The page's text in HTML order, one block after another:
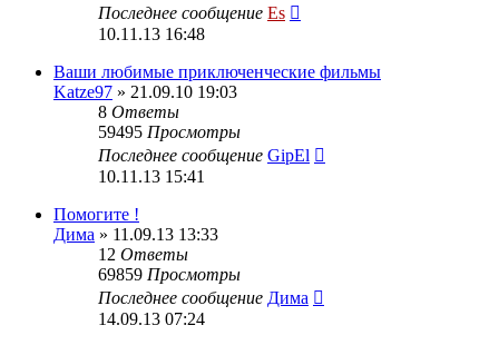
Последнее сообщение Es
10.11.13 16:48
Ваши любимые приключенческие фильмы
Katze97 » 21.09.10 19:03
8 Ответы
59495 Просмотры
Последнее сообщение GipEl
10.11.13 15:41
Помогите !
Дима » 11.09.13 13:33
12 Ответы
69859 Просмотры
Последнее сообщение Дима
14.09.13 07:24